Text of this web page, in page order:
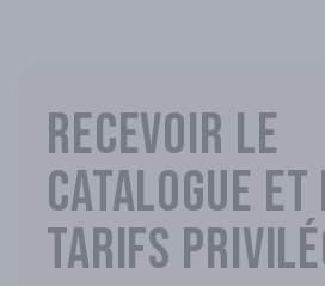
Recevoir le
catalogue et
tarifs